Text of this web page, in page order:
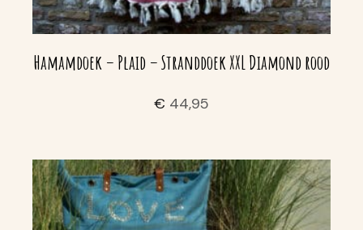
Hamamdoek – Plaid – Stranddoek XXL Diamond rood
€ 44,95